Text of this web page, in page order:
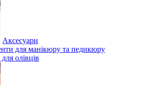
Аксесуари
для манікюру та педикюру
олівців